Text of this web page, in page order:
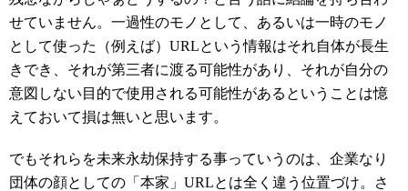
せていません。一過性のモノとして、あるいは一時のモノ
として使った（例えば）URLという情報はそれ自体が長生
きでき、それが第三者に渡る可能性があり、それが自分の
意図しない目的で使用される可能性があるということは憶
えておいて損は無いと思います。
でもそれらを未来永劫保持する事っていうのは、企業なり
団体の顔としての「本家」URLとは全く違う位置づけ。さ